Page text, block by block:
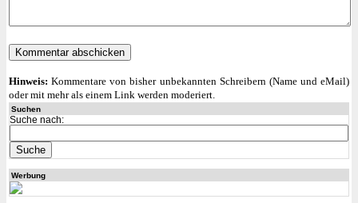
Hinweis: Kommentare von bisher unbekannten Schreibern (Name und eMail)
oder mit mehr als einem Link werden moderiert.
Suchen
Suche nach:
Werbung